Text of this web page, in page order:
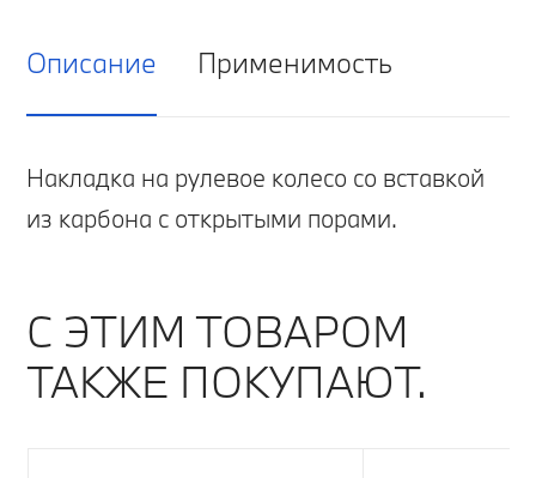
Описание Применимость
Накладка на рулевое колесо со вставкой
из карбона с открытыми порами.
С ЭТИМ ТОВАРОМ
ТАКЖЕ ПОКУПАЮТ.